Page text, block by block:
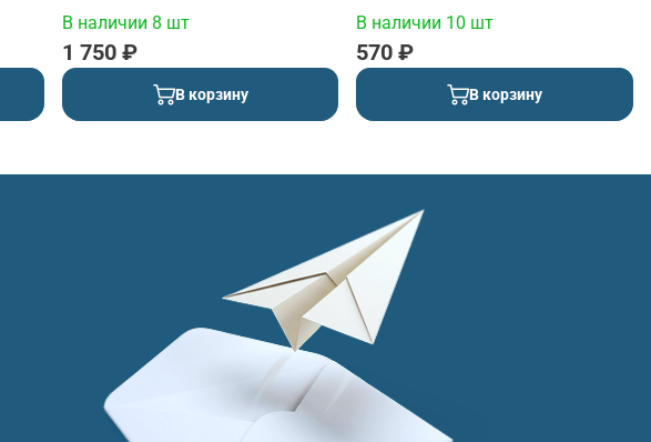
В наличии 8 шт
1 750 ₽
В корзину
В наличии 10 шт
570 ₽
В корзину